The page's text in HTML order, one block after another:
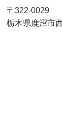
〒322-0029
栃木県鹿沼市